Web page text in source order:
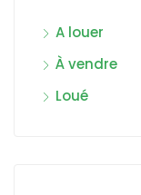
A louer
À vendre
Loué